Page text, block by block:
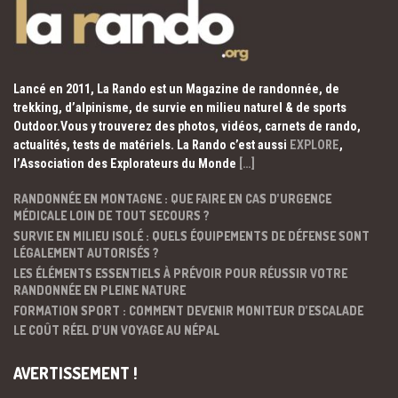
Lancé en 2011, La Rando est un Magazine de randonnée, de
trekking, d’alpinisme, de survie en milieu naturel & de sports
Outdoor.Vous y trouverez des photos, vidéos, carnets de rando,
actualités, tests de matériels. La Rando c’est aussi EXPLORE,
l’Association des Explorateurs du Monde […]
RANDONNÉE EN MONTAGNE : QUE FAIRE EN CAS D’URGENCE
MÉDICALE LOIN DE TOUT SECOURS ?
SURVIE EN MILIEU ISOLÉ : QUELS ÉQUIPEMENTS DE DÉFENSE SONT
LÉGALEMENT AUTORISÉS ?
LES ÉLÉMENTS ESSENTIELS À PRÉVOIR POUR RÉUSSIR VOTRE
RANDONNÉE EN PLEINE NATURE
FORMATION SPORT : COMMENT DEVENIR MONITEUR D’ESCALADE
LE COÛT RÉEL D’UN VOYAGE AU NÉPAL
AVERTISSEMENT !